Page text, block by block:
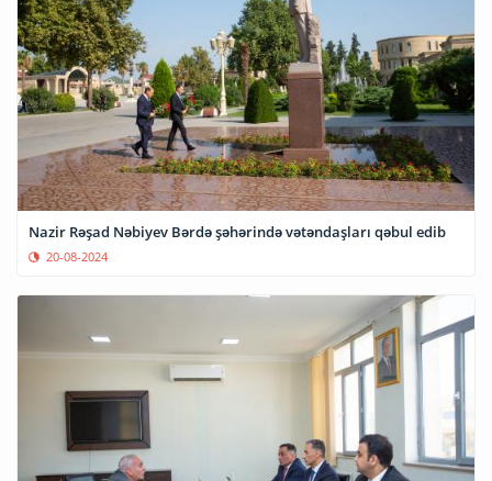
Nazir Rəşad Nəbiyev Bərdə şəhərində vətəndaşları qəbul edib
20-08-2024